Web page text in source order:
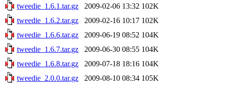
tweedie_1.6.1.tar.gz
2009-02-06 13:32 102K
tweedie_1.6.2.tar.gz
2009-02-16 10:17 102K
tweedie_1.6.6.tar.gz
2009-06-19 08:52 104K
tweedie_1.6.7.tar.gz
2009-06-30 08:55 104K
tweedie_1.6.8.tar.gz
2009-07-18 18:16 104K
tweedie_2.0.0.tar.gz
2009-08-10 08:34 105K